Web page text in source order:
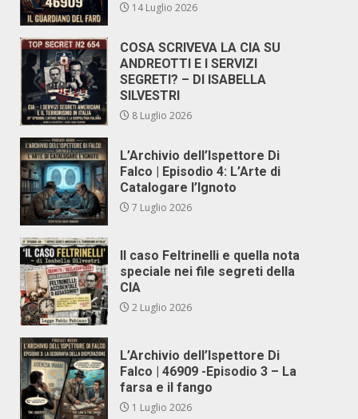
14 Luglio 2026
COSA SCRIVEVA LA CIA SU
ANDREOTTI E I SERVIZI
SEGRETI? – DI ISABELLA
SILVESTRI
8 Luglio 2026
L’Archivio dell’Ispettore Di
Falco | Episodio 4: L’Arte di
Catalogare l’Ignoto
7 Luglio 2026
Il caso Feltrinelli e quella nota
speciale nei file segreti della
CIA
2 Luglio 2026
L’Archivio dell’Ispettore Di
Falco | 46909 -Episodio 3 – La
farsa e il fango
1 Luglio 2026